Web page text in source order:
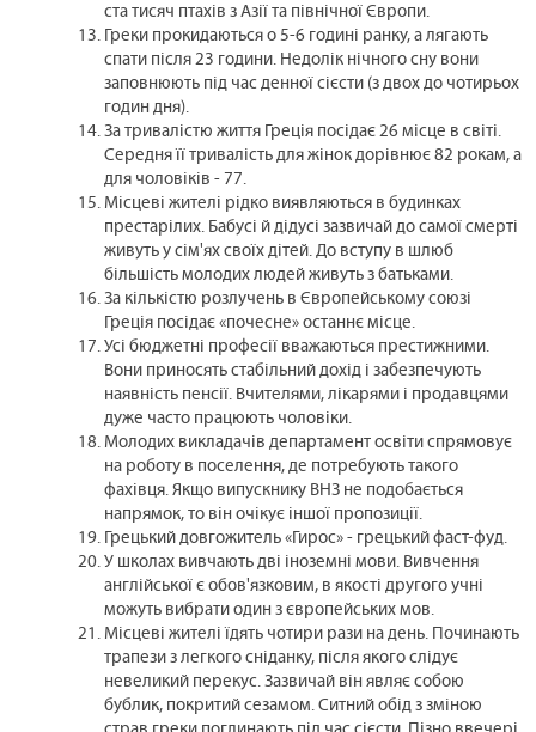
ста тисяч птахів з Азії та північної Європи.
Греки прокидаються о 5-6 годині ранку, а лягають
спати після 23 години. Недолік нічного сну вони
заповнюють під час денної сієсти (з двох до чотирьох
годин дня).
За тривалістю життя Греція посідає 26 місце в світі.
Середня її тривалість для жінок дорівнює 82 рокам, а
для чоловіків - 77.
Місцеві жителі рідко виявляються в будинках
престарілих. Бабусі й дідусі зазвичай до самої смерті
живуть у сім'ях своїх дітей. До вступу в шлюб
більшість молодих людей живуть з батьками.
За кількістю розлучень в Європейському союзі
Греція посідає «почесне» останнє місце.
Усі бюджетні професії вважаються престижними.
Вони приносять стабільний дохід і забезпечують
наявність пенсії. Вчителями, лікарями і продавцями
дуже часто працюють чоловіки.
Молодих викладачів департамент освіти спрямовує
на роботу в поселення, де потребують такого
фахівця. Якщо випускнику ВНЗ не подобається
напрямок, то він очікує іншої пропозиції.
Грецький довгожитель «Гирос» - грецький фаст-фуд.
У школах вивчають дві іноземні мови. Вивчення
англійської є обов'язковим, в якості другого учні
можуть вибрати один з європейських мов.
Місцеві жителі їдять чотири рази на день. Починають
трапези з легкого сніданку, після якого слідує
невеликий перекус. Зазвичай він являє собою
бублик, покритий сезамом. Ситний обід з зміною